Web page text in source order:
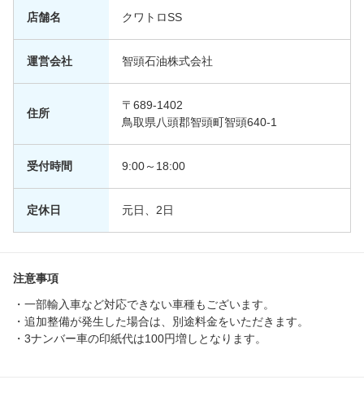
店舗名 クワトロSS
運営会社 智頭石油株式会社
住所
〒689-1402
鳥取県八頭郡智頭町智頭640-1
受付時間 9:00～18:00
定休日 元日、2日
注意事項
・一部輸入車など対応できない車種もございます。
・追加整備が発生した場合は、別途料金をいただきます。
・3ナンバー車の印紙代は100円増しとなります。